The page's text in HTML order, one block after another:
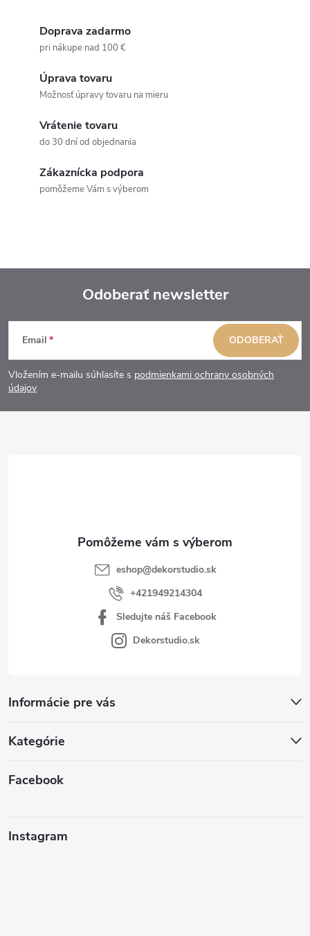
Doprava zadarmo
pri nákupe nad 100 €
Úprava tovaru
Možnosť úpravy tovaru na mieru
Vrátenie tovaru
do 30 dní od objednania
Zákaznícka podpora
pomôžeme Vám s výberom
Z
á
p
Odoberať newsletter
Email
Vložením e-mailu súhlasíte s podmienkami ochrany osobných
údajov
ODOBERAŤ
Informácie pre vás
Kategórie
Facebook
Instagram
eshop@dekorstudio.sk
+421949214304
Sledujte náš Facebook
Dekorstudio.sk